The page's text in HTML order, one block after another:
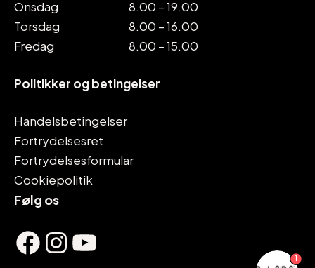
Onsdag
8.00 – 19.00
Torsdag
8.00 – 16.00
Fredag
8.00 – 15.00
Politikker og betingelser
Handelsbetingelser
Fortrydelsesret
Fortrydelsesformular
Cookiepolitik
Følg os
Facebook
Instagram
YouTube 1